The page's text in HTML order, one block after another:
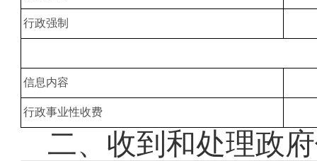
行政强制
信息内容
行政事业性收费
二、 收到和处理政